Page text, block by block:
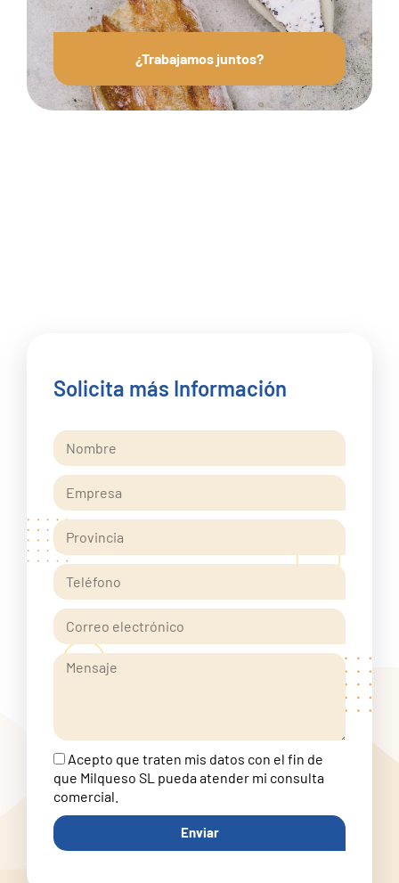
¿Trabajamos juntos?
Solicita más Información
Acepto que traten mis datos con el fin de
que Milqueso SL pueda atender mi consulta
comercial.
Enviar